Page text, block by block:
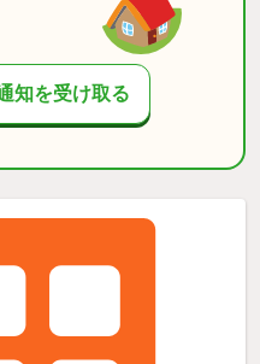
知を受け取る